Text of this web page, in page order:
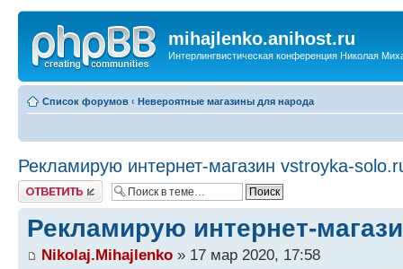
mihajlenko.anihost.ru
Интерлингвистическая конференция Николая
Список форумов ‹ Невероятные магазины для народа
Рекламирую интернет-магазин vstroyka-
Ответить
Рекламирую интернет-
Nikolaj.Mihajlenko » 17 мар 2020, 17:58